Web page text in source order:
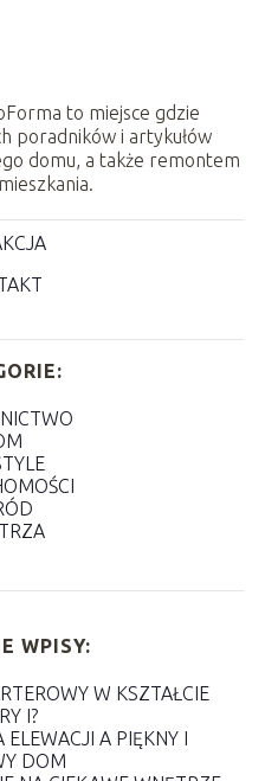
to miejsce gdzie
poradników i artykułów
domu, a także remontem
WPISY:
W KSZTAŁCIE
I?
A PIĘKNY I
DOM